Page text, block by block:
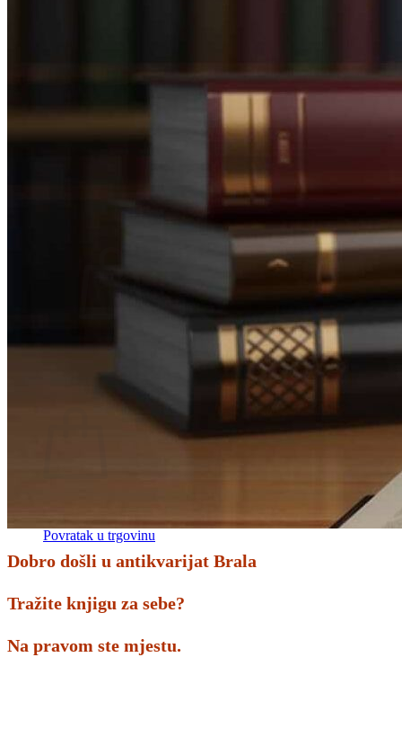
Otkup knjiga
Novosti
Povratak u trgovinu
Dobro došli u antikvarijat Brala
Tražite knjigu za sebe?
Na pravom ste mjestu.